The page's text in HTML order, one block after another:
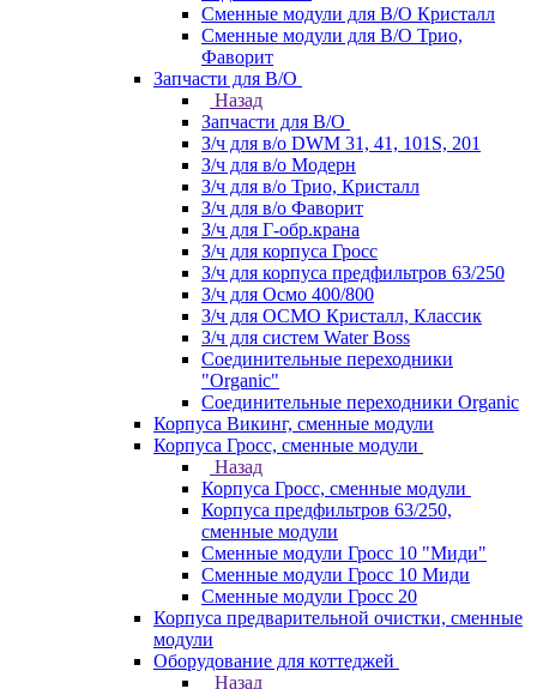
Сменные модули для В/О Кристалл
Сменные модули для В/О Трио,
Фаворит
Запчасти для В/О
Назад
Запчасти для В/О
З/ч для в/о DWM 31, 41, 101S, 201
З/ч для в/о Модерн
З/ч для в/о Трио, Кристалл
З/ч для в/о Фаворит
З/ч для Г-обр.крана
З/ч для корпуса Гросс
З/ч для корпуса предфильтров 63/250
З/ч для Осмо 400/800
З/ч для ОСМО Кристалл, Классик
З/ч для систем Water Boss
Соединительные переходники
"Organic"
Соединительные переходники Organic
Корпуса Викинг, сменные модули
Корпуса Гросс, сменные модули
Назад
Корпуса Гросс, сменные модули
Корпуса предфильтров 63/250,
сменные модули
Сменные модули Гросс 10 "Миди"
Сменные модули Гросс 10 Миди
Сменные модули Гросс 20
Корпуса предварительной очистки, сменные
модули
Оборудование для коттеджей
Назад